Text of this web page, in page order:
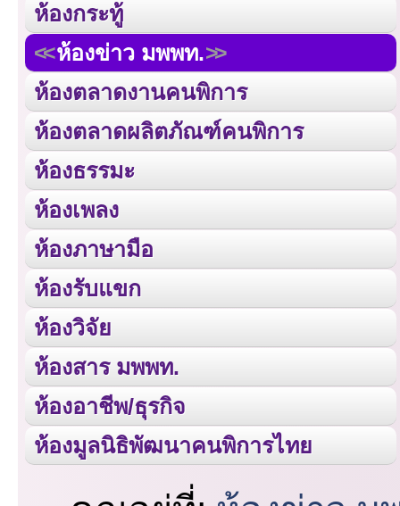
ห้องกระทู้
ห้องข่าว มพพท.
ห้องตลาดงานคนพิการ
ห้องตลาดผลิตภัณฑ์คนพิการ
ห้องธรรมะ
ห้องเพลง
ห้องภาษามือ
ห้องรับแขก
ห้องวิจัย
ห้องสาร มพพท.
ห้องอาชีพ/ธุรกิจ
ห้องมูลนิธิพัฒนาคนพิการไทย